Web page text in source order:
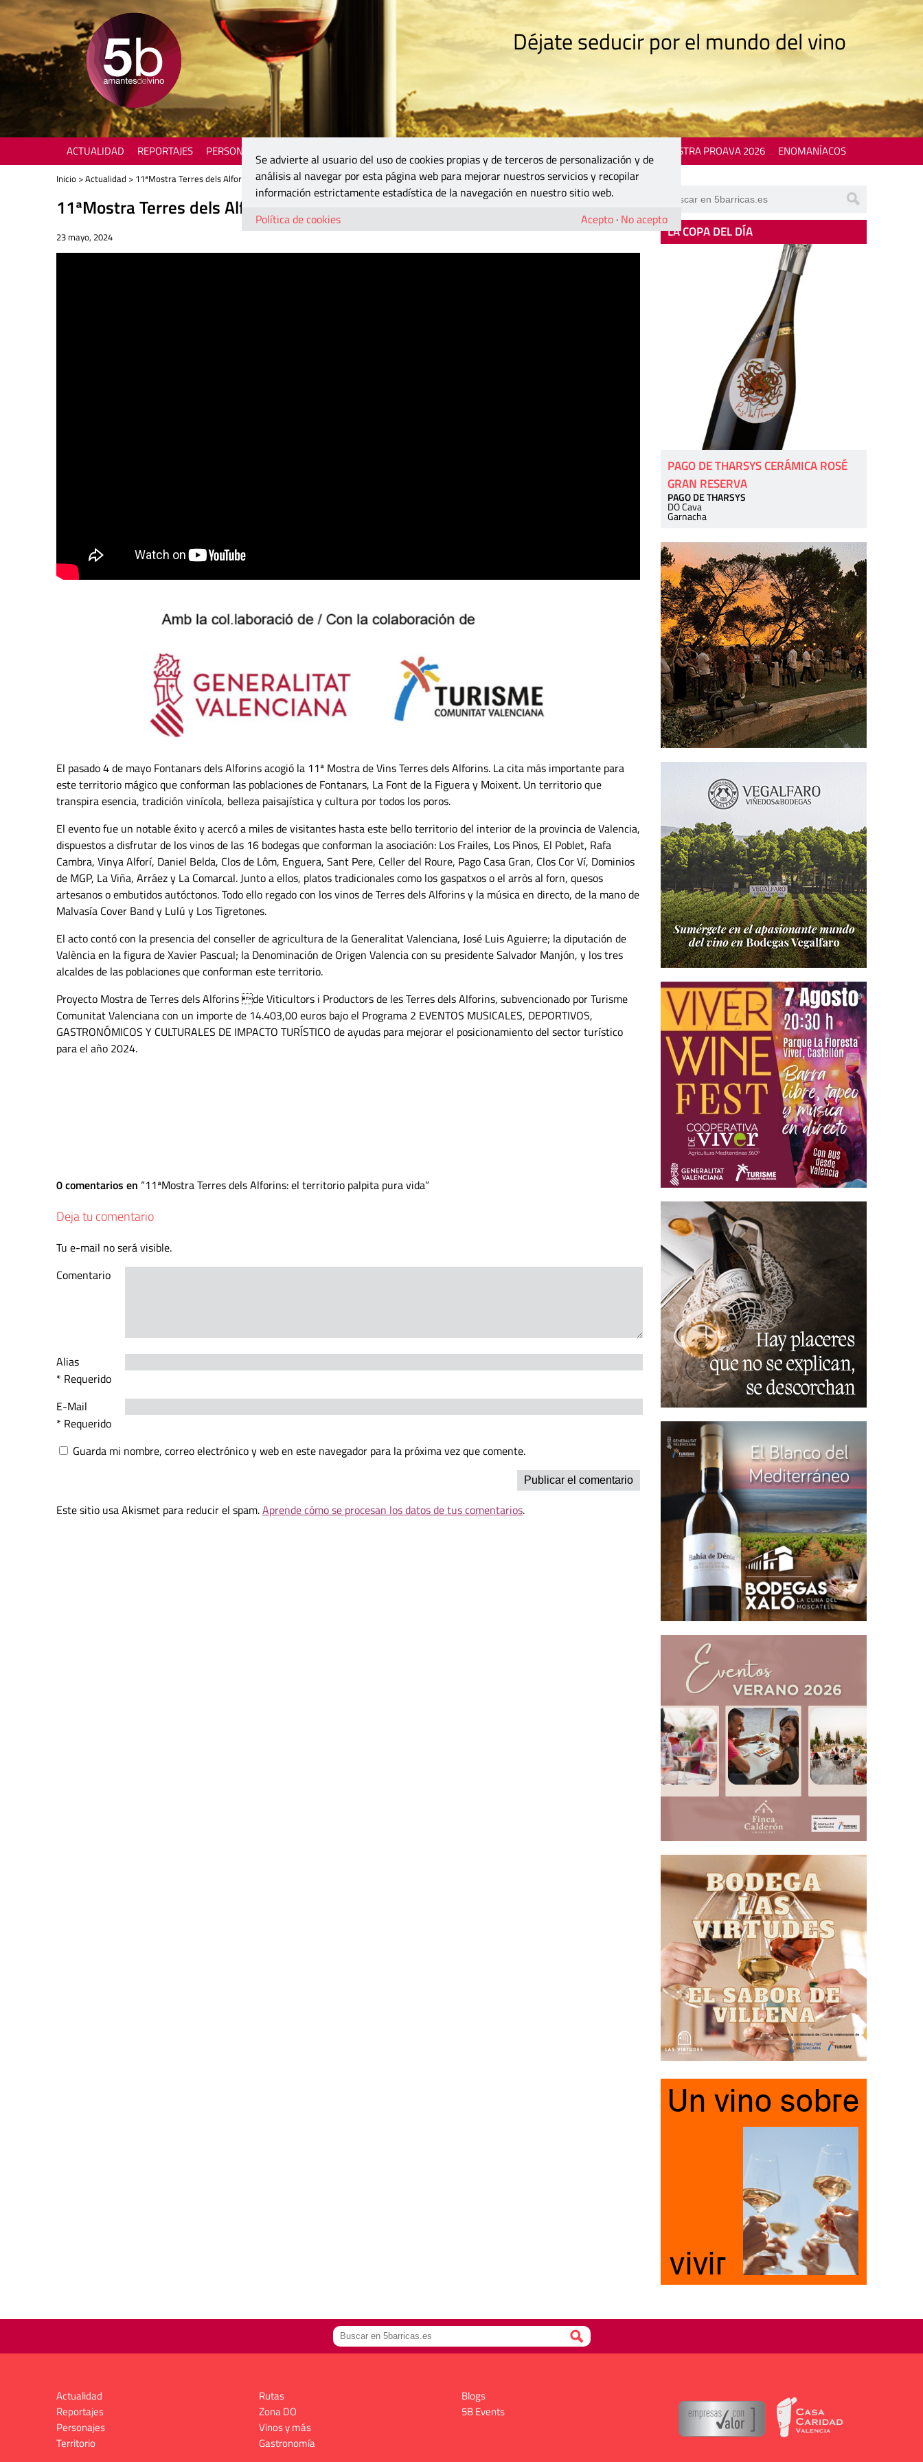
Déjate seducir por el mundo del vino
ACTUALIDAD REPORTAJES PERSONAJES MOSTRA PROAVA 2026 ENOMANÍACOS
Inicio >Actualidad > 11ªMostra Terres dels Alforins: el territorio palpita pura vida
11ªMostra Terres dels Alforins: el territorio palpita pura vida
23 mayo, 2024
El pasado 4 de mayo Fontanars dels Alforins acogió la 11ª Mostra de Vins Terres dels Alforins. La cita más importante para
este territorio mágico que conforman las poblaciones de Fontanars, La Font de la Figuera y Moixent. Un territorio que
transpira esencia, tradición vinícola, belleza paisajística y cultura por todos los poros.
El evento fue un notable éxito y acercó a miles de visitantes hasta este bello territorio del interior de la provincia de Valencia,
dispuestos a disfrutar de los vinos de las 16 bodegas que conforman la asociación: Los Frailes, Los Pinos, El Poblet, Rafa
Cambra, Vinya Alforí, Daniel Belda, Clos de Lôm, Enguera, Sant Pere, Celler del Roure, Pago Casa Gran, Clos Cor Ví, Dominios
de MGP, La Viña, Arráez y La Comarcal. Junto a ellos, platos tradicionales como los gaspatxos o el arròs al forn, quesos
artesanos o embutidos autóctonos. Todo ello regado con los vinos de Terres dels Alforins y la música en directo, de la mano de
Malvasía Cover Band y Lulú y Los Tigretones.
El acto contó con la presencia del conseller de agricultura de la Generalitat Valenciana, José Luis Aguierre; la diputación de
València en la figura de Xavier Pascual; la Denominación de Origen Valencia con su presidente Salvador Manjón, y los tres
alcaldes de las poblaciones que conforman este territorio.
Proyecto Mostra de Terres dels Alforins de Viticultors i Productors de les Terres dels Alforins, subvencionado por Turisme
Comunitat Valenciana con un importe de 14.403,00 euros bajo el Programa 2 EVENTOS MUSICALES, DEPORTIVOS,
GASTRONÓMICOS Y CULTURALES DE IMPACTO TURÍSTICO de ayudas para mejorar el posicionamiento del sector turístico
para el año 2024.
0 comentarios en 11ªMostra Terres dels Alforins: el territorio palpita pura vida
Deja tu comentario
Tu e-mail no será visible.
Comentario
Alias
* Requerido
E-Mail
* Requerido
Guarda mi nombre, correo electrónico y web en este navegador para la próxima vez que comente.
Este sitio usa Akismet para reducir el spam.Aprende cómo se procesan los datos de tus comentarios.
LA COPA DEL DÍA
PAGO DE THARSYS CERÁMICA ROSÉ
GRAN RESERVA
PAGO DE THARSYS
DO Cava
Garnacha
Actualidad
Reportajes
Personajes
Territorio
Rutas
Zona DO
Vinos y más
Gastronomía
Blogs
5B Events
Se advierte al usuario del uso de cookies propias y de terceros de personalización y de
análisis al navegar por esta página web para mejorar nuestros servicios y recopilar
información estrictamente estadística de la navegación en nuestro sitio web.
Política de cookies
Acepto · No acepto